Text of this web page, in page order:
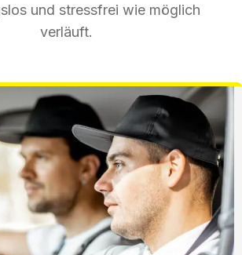
und stressfrei wie möglich
verläuft.